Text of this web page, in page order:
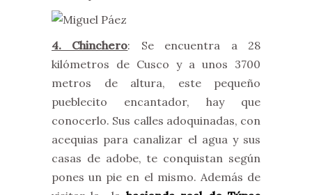
4. Chinchero: Se encuentra a 28
kilómetros de Cusco y a unos 3700
metros de altura, este pequeño
pueblecito encantador, hay que
conocerlo. Sus calles adoquinadas, con
acequias para canalizar el agua y sus
casas de adobe, te conquistan según
pones un pie en el mismo. Además de